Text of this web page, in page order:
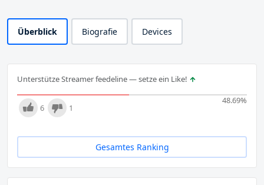
Überblick Biografie Devices
Unterstütze Streamer feedeline — setze ein Like!
48.69%
6 1
Gesamtes Ranking